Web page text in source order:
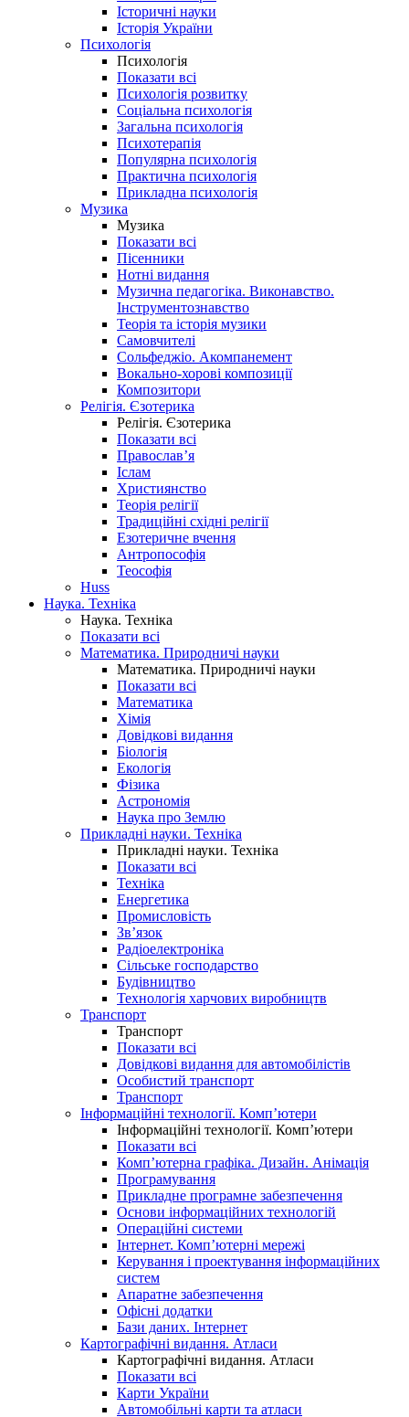
Історичні науки
Історія України
Психологія
Психологія
Показати всі
Психологія розвитку
Соціальна психологія
Загальна психологія
Психотерапія
Популярна психологія
Практична психологія
Прикладна психологія
Музика
Музика
Показати всі
Пісенники
Нотні видання
Музична педагогіка. Виконавство.
Інструментознавство
Теорія та історія музики
Самовчителі
Сольфеджіо. Акомпанемент
Вокально-хорові композиції
Композитори
Релігія. Єзотерика
Релігія. Єзотерика
Показати всі
Православ’я
Іслам
Християнство
Теорія релігії
Традиційні східні релігії
Езотеричне вчення
Антропософія
Теософія
Huss
Наука. Техніка
Наука. Техніка
Показати всі
Математика. Природничі науки
Математика. Природничі науки
Показати всі
Математика
Хімія
Довідкові видання
Біологія
Екологія
Фізика
Астрономія
Наука про Землю
Прикладні науки. Техніка
Прикладні науки. Техніка
Показати всі
Техніка
Енергетика
Промисловість
Зв’язок
Радіоелектроніка
Сільське господарство
Будівництво
Технологія харчових виробництв
Транспорт
Транспорт
Показати всі
Довідкові видання для автомобілістів
Особистий транспорт
Транспорт
Інформаційні технології. Комп’ютери
Інформаційні технології. Комп’ютери
Показати всі
Комп’ютерна графіка. Дизайн. Анімація
Програмування
Прикладне програмне забезпечення
Основи інформаційних технологій
Операційні системи
Інтернет. Комп’ютерні мережі
Керування і проектування інформаційних
систем
Апаратне забезпечення
Офісні додатки
Бази даних. Інтернет
Картографічні видання. Атласи
Картографічні видання. Атласи
Показати всі
Карти України
Автомобільні карти та атласи